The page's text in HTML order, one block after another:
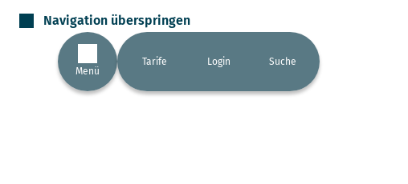
Navigation überspringen
Menü
Tarife Login Suche